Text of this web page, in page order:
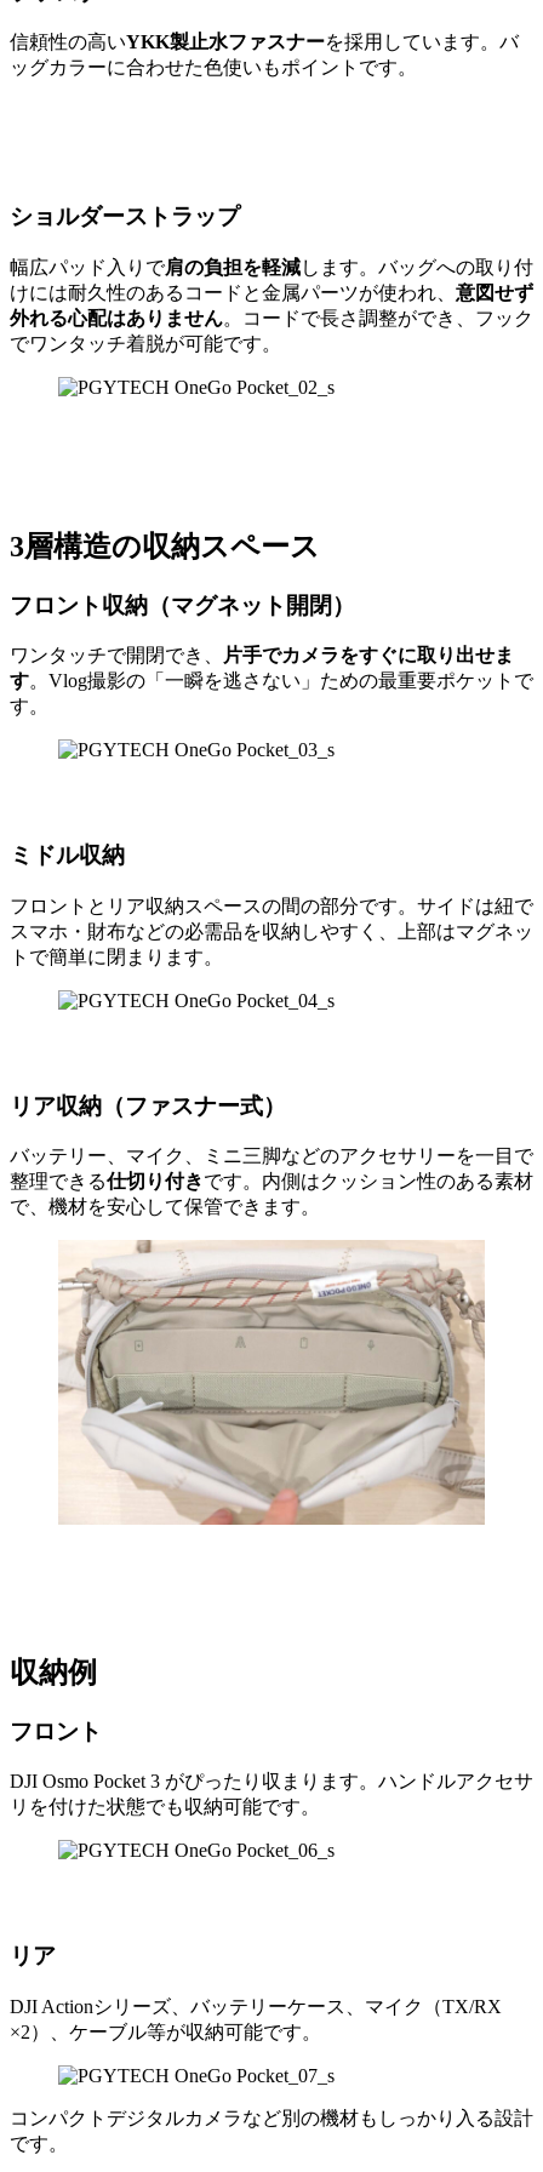
信頼性の高いYKK製止水ファスナーを採用しています。バ
ッグカラーに合わせた色使いもポイントです。
ショルダーストラップ
幅広パッド入りで肩の負担を軽減します。バッグへの取り付
けには耐久性のあるコードと金属パーツが使われ、 意図せず
外れる心配はありません。コードで長さ調整ができ、フック
でワンタッチ着脱が可能です。
3層構造の収納スペース
フロント収納（マグネット開閉）
ワンタッチで開閉でき、
片手でカメラをすぐに取り出せま
す。Vlog撮影の「一瞬を逃さない」ための最重要ポケットで
す。
ミドル収納
フロントとリア収納スペースの間の部分です。サイドは紐で
スマホ・財布などの必需品を収納しやすく、上部はマグネッ
トで簡単に閉まります。
リア収納（ファスナー式）
バッテリー、マイク、ミニ三脚などのアクセサリーを一目で
整理できる仕切り付きです。内側はクッション性のある素材
で、機材を安心して保管できます。
収納例
フロント
DJI Osmo Pocket 3 がぴったり収まります。ハンドルアクセサ
リを付けた状態でも収納可能です。
リア
DJI Actionシリーズ、バッテリーケース、マイク（TX/RX
×2）、ケーブル等が収納可能です。
コンパクトデジタルカメラなど別の機材もしっかり入る設計
です。